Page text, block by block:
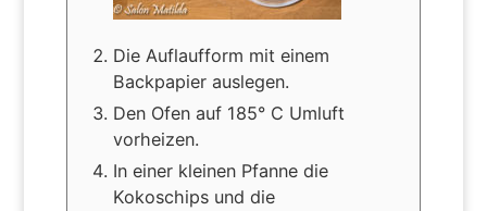
Die Auflaufform mit einem
Backpapier auslegen.
Den Ofen auf 185° C Umluft
vorheizen.
In einer kleinen Pfanne die
Kokoschips und die